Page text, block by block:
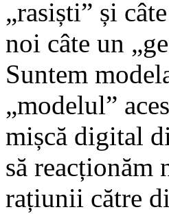
„rasiști” și
noi câte un
Suntem
„modelul”
mișcă digital
să reacționăm
rațiunii către